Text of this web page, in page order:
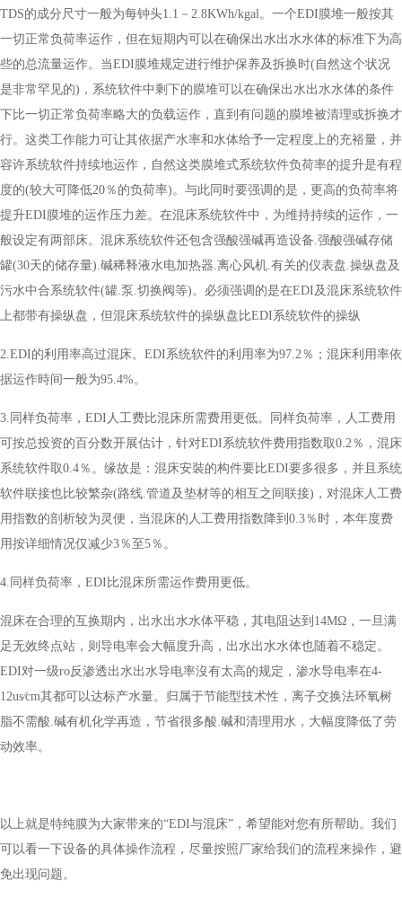
TDS的成分尺寸一般为每钟头1.1－2.8KWh/kgal。一个EDI膜堆一般按其
一切正常负荷率运作，但在短期内可以在确保出水出水水体的标准下为高
些的总流量运作。当EDI膜堆规定进行维护保养及拆换时(自然这个状况
是非常罕见的)，系统软件中剩下的膜堆可以在确保出水出水水体的条件
下比一切正常负荷率略大的负载运作，直到有问题的膜堆被清理或拆换才
行。这类工作能力可让其依据产水率和水体给予一定程度上的充裕量，并
容许系统软件持续地运作，自然这类膜堆式系统软件负荷率的提升是有程
度的(较大可降低20％的负荷率)。与此同时要强调的是，更高的负荷率将
提升EDI膜堆的运作压力差。在混床系统软件中，为维持持续的运作，一
般设定有两部床。混床系统软件还包含强酸强碱再造设备.强酸强碱存储
罐(30天的储存量).碱稀释液水电加热器.离心风机.有关的仪表盘.操纵盘及
污水中合系统软件(罐.泵.切换阀等)。必须强调的是在EDI及混床系统软件
上都带有操纵盘，但混床系统软件的操纵盘比EDI系统软件的操纵
2.EDI的利用率高过混床。EDI系统软件的利用率为97.2％；混床利用率依
据运作時间一般为95.4%。
3.同样负荷率，EDI人工费比混床所需费用更低。同样负荷率，人工费用
可按总投资的百分数开展估计，针对EDI系统软件费用指数取0.2％，混床
系统软件取0.4％。缘故是：混床安裝的构件要比EDI要多很多，并且系统
软件联接也比较繁杂(路线.管道及垫材等的相互之间联接)，对混床人工费
用指数的剖析较为灵便，当混床的人工费用指数降到0.3％时，本年度费
用按详细情况仅减少3％至5％。
4.同样负荷率，EDI比混床所需运作费用更低。
混床在合理的互换期内，出水出水水体平稳，其电阻达到14MΩ，一旦满
足无效终点站，则导电率会大幅度升高，出水出水水体也随着不稳定。
EDI对一级ro反渗透出水出水导电率沒有太高的规定，渗水导电率在4-
12us∕cm其都可以达标产水量。归属于节能型技术性，离子交换法环氧树
脂不需酸.碱有机化学再造，节省很多酸.碱和清理用水，大幅度降低了劳
动效率。
以上就是特纯膜为大家带来的“EDI与混床”，希望能对您有所帮助。我们
可以看一下设备的具体操作流程，尽量按照厂家给我们的流程来操作，避
免出现问题。